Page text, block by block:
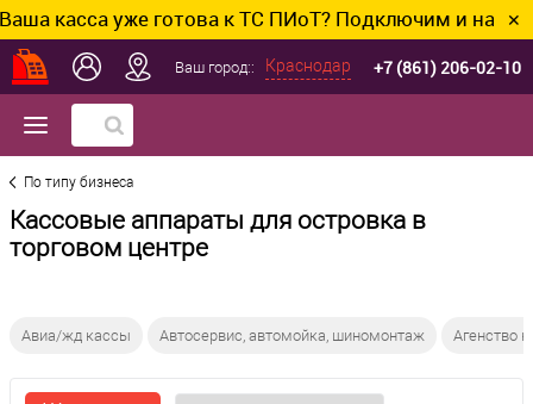
уже готова к ТС ПИоТ? Подключим и настроим ✕
Ваш город:: Краснодар +7 (861) 206-02-10
По типу бизнеса
Кассовые аппараты для островка в
торговом центре
Авиа/жд кассы Автосервис, автомойка, шиномонтаж Агенство